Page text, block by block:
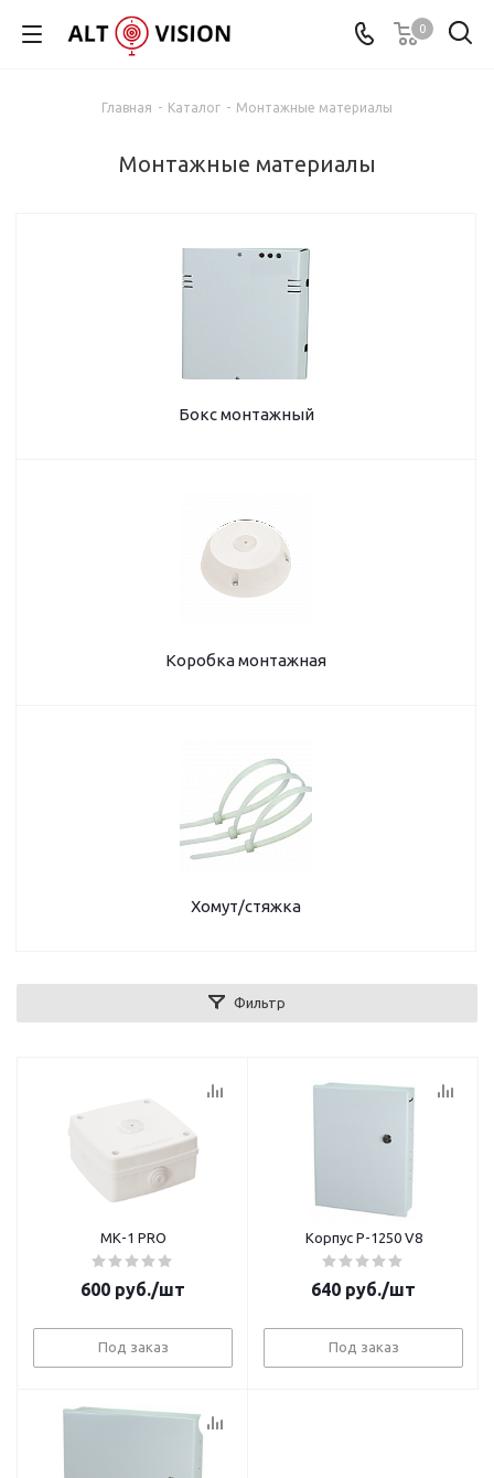
0
Главная - Каталог - Монтажные материалы
Монтажные материалы
Бокс монтажный
Коробка монтажная
Хомут/стяжка
Фильтр
МК-1 PRO
600 руб./шт
Под заказ
Корпус Р-1250 V8
640 руб./шт
Под заказ